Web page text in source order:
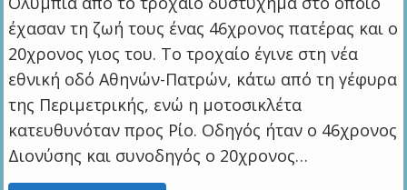
έχασαν τη ζωή τους ένας 46χρονος πατέρας και ο
20χρονος γιος του. Το τροχαίο έγινε στη νέα
εθνική οδό Αθηνών-Πατρών, κάτω από τη γέφυρα
της Περιμετρικής, ενώ η μοτοσικλέτα
κατευθυνόταν προς Ρίο. Οδηγός ήταν ο 46χρονος
Διονύσης και συνοδηγός ο 20χρονος…